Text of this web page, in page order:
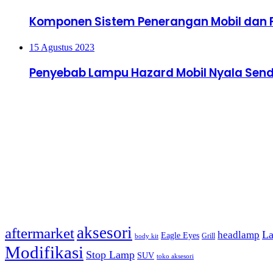
Komponen Sistem Penerangan Mobil dan
15 Agustus 2023
Penyebab Lampu Hazard Mobil Nyala
aftermarketaksesori body kit Eagle Eyes Grill headlamp
Modifikasi Stop Lamp SUV toko aksesori